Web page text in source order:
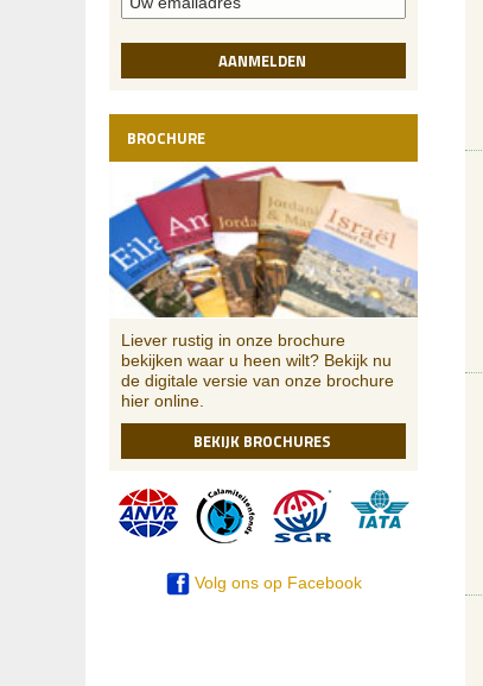
AANMELDEN
BROCHURE
Liever rustig in onze brochure
bekijken waar u heen wilt? Bekijk nu
de digitale versie van onze brochure
hier online.
BEKIJK BROCHURES
Volg ons op Facebook